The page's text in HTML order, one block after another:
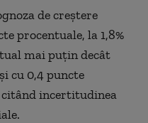
de creştere
procentuale, la 1,8%
mai puţin decât
cu 0,4 puncte
citând incertitudinea